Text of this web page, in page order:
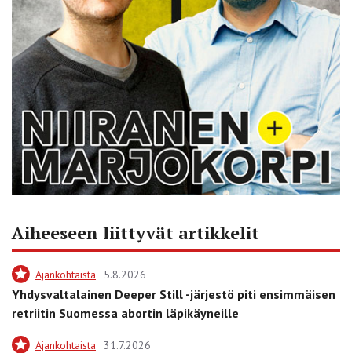
Aiheeseen liittyvät artikkelit
Ajankohtaista 5.8.2026
Yhdysvaltalainen Deeper Still -järjestö piti ensimmäisen
retriitin Suomessa abortin läpikäyneille
Ajankohtaista 31.7.2026